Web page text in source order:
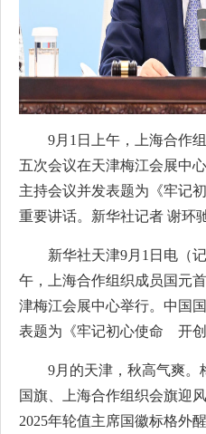
9月1日上午，上海合作
五次会议在天津梅江会展中
主持会议并发表题为《牢记
重要讲话。新华社记者 谢环
新华社天津9月1日电（
午，上海合作组织成员国元
津梅江会展中心举行。中国
表题为《牢记初心使命 开创
9月的天津，秋高气爽。
国旗、上海合作组织会旗迎
2025年轮值主席国徽标格外醒